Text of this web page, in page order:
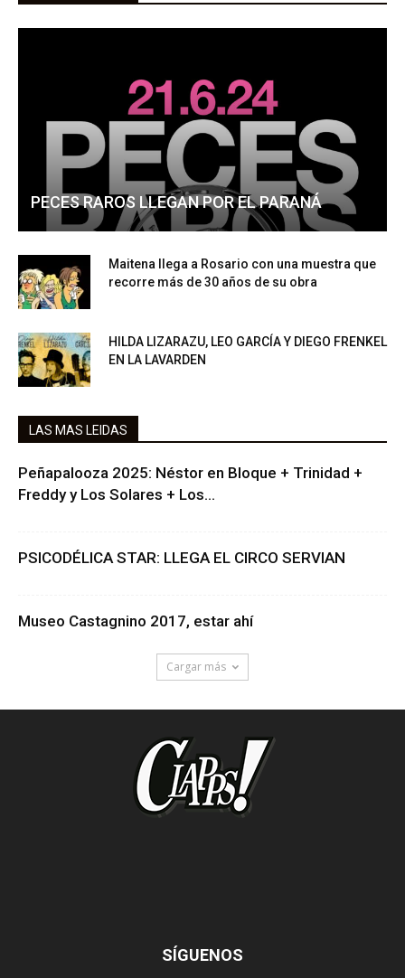
PECES RAROS LLEGAN POR EL PARANÁ
Maitena llega a Rosario con una muestra que
recorre más de 30 años de su obra
HILDA LIZARAZU, LEO GARCÍA Y DIEGO FRENKEL
EN LA LAVARDEN
LAS MAS LEIDAS
Peñapalooza 2025: Néstor en Bloque + Trinidad +
Freddy y Los Solares + Los...
PSICODÉLICA STAR: LLEGA EL CIRCO SERVIAN
Museo Castagnino 2017, estar ahí
Cargar más
SÍGUENOS